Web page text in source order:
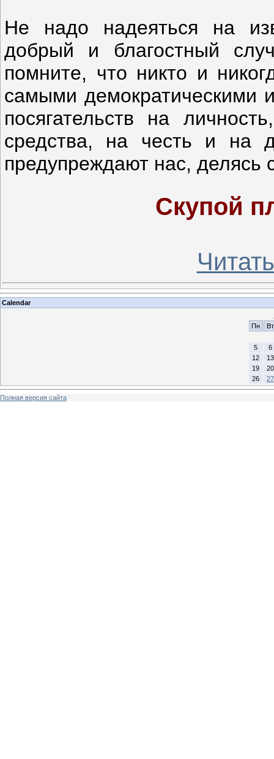
Не надо надеяться на
добрый и благостный
помните, что никто и
самыми демократическими
посягательств на
средства, на честь и на
предупреждают нас,
Скупой
Calendar
Пн
Вт
5
6
12
13
19
20
26
27
Полная версия сайта